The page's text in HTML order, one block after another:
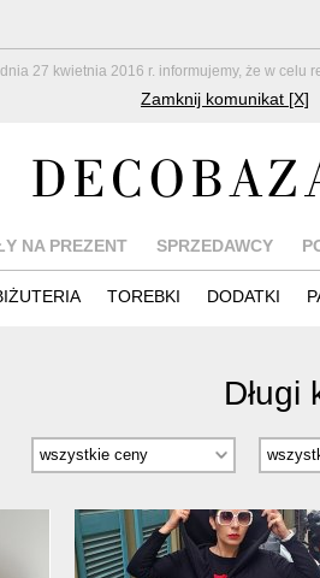
27 kwietnia 2016 r. informujemy, że w celu
Zamknij komunikat [X]
NA PREZENT SPRZEDAWCY
TOREBKI DODATKI
Długi